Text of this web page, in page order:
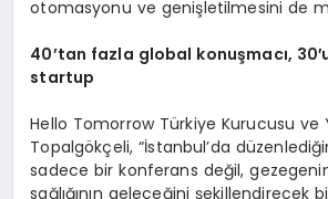
otomasyonu ve genişletilmesini de
40’tan fazla global konuşmacı, 30′
startup
Hello Tomorrow Türkiye Kurucusu ve
Topalgökçeli, “İstanbul’da
sadece bir konferans değil,
sağlığının geleceğini şekillendirecek